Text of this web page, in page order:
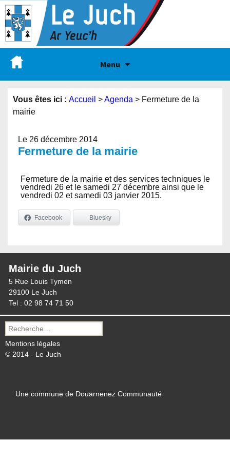
Menu
Vous êtes ici : Accueil >Agenda > Fermeture de la
mairie
Le 26 décembre 2014
Fermeture de la mairie
Fermeture de la mairie et des services techniques le
vendredi 26 et le samedi 27 décembre ainsi que le
vendredi 02 et samedi 03 janvier 2015.
Facebook Bluesky
Mairie du Juch
5 Rue Louis Tymen
29100 Le Juch
Tel : 02 98 74 71 50
Recherche
pour :
Mentions légales
© 2014 - Le Juch
Une commune de Douarnenez Communauté